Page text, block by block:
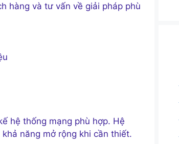
hàng và tư vấn về giải pháp phù
hệ thống mạng phù hợp. Hệ
năng mở rộng khi cần thiết.